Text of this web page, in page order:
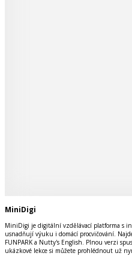
MiniDigi
MiniDigi je digitální vzdělávací platforma s
usnadňují výuku i domácí procvičování.
FUNPARK a Nutty's English. Plnou verzi
ukázkové lekce si můžete prohlédnout už